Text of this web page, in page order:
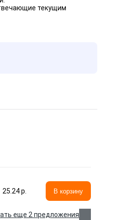
текущим
25.24 p. В корзину
еще 2 предложения